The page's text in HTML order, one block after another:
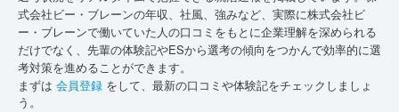
式会社ビー・ブレーンの年収、社風、強みなど、実際に株式会社ビ
ー・ブレーンで働いていた人の口コミをもとに企業理解を深められる
だけでなく、先輩の体験記やESから選考の傾向をつかんで効率的に選
考対策を進めることができます。
まずは 会員登録 をして、最新の口コミや体験記をチェックしましょ
う。